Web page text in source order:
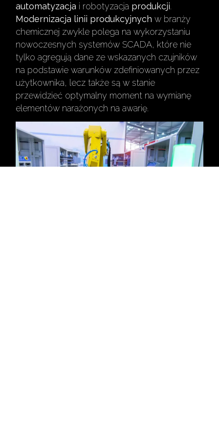
automatyzacja i robotyzacja produkcji.
Modernizacja linii produkcyjnych w branży
chemicznej zwykle polega na wykorzystaniu
nowoczesnych systemów SCADA, które nie
tylko agregują dane ze wskazanych czujników
na podstawie warunków zdefiniowanych przez
użytkownika, lecz także są w stanie
przewidzieć optymalny moment na wymianę
elementów narażonych na awarię.